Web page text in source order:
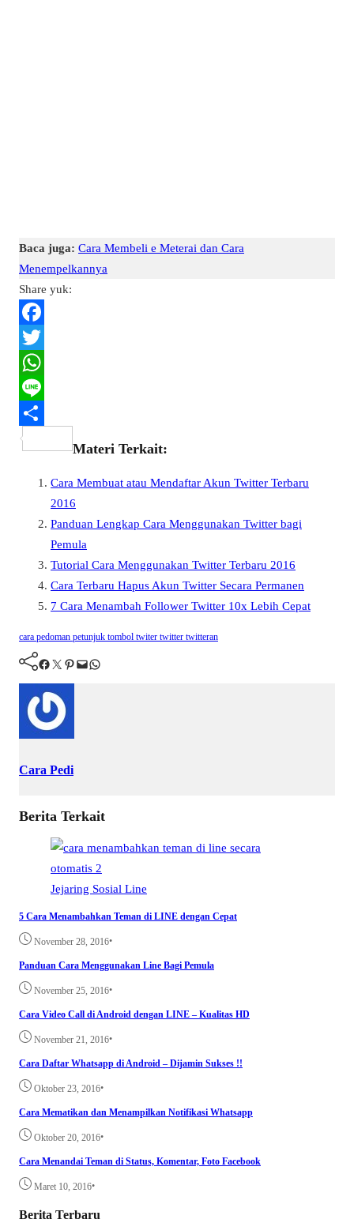
Baca juga: Cara Membeli e Meterai dan Cara
Menempelkannya
Share yuk:
F
a
c
e
b
T
w
t
W
h
a
L
i
a
Materi Terkait:
Cara Membuat atau Mendaftar Akun Twitter Terbaru
2016
Panduan Lengkap Cara Menggunakan Twitter bagi
Pemula
Tutorial Cara Menggunakan Twitter Terbaru 2016
Cara Terbaru Hapus Akun Twitter Secara Permanen
7 Cara Menambah Follower Twitter 10x Lebih Cepat
cara pedoman petunjuk tombol twiter twitter twitteran
Facebook Twitter Pinterest Mail WhatsApp
Cara Pedi
Berita Terkait
Jejaring Sosial Line
5 Cara Menambahkan Teman di LINE dengan Cepat
November 28, 2016•
Panduan Cara Menggunakan Line Bagi Pemula
November 25, 2016•
Cara Video Call di Android dengan LINE – Kualitas HD
November 21, 2016•
Cara Daftar Whatsapp di Android – Dijamin Sukses !!
Oktober 23, 2016•
Cara Mematikan dan Menampilkan Notifikasi Whatsapp
Oktober 20, 2016•
Cara Menandai Teman di Status, Komentar, Foto Facebook
Maret 10, 2016•
Berita Terbaru